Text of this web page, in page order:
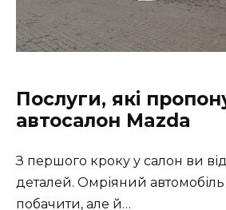
Послуги, які
автосалон Mazda
З першого кроку у салон ви
деталей. Омріяний
побачити, але й…